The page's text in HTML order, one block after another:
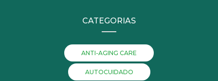
CATEGORIAS
ANTI-AGING CARE
AUTOCUIDADO